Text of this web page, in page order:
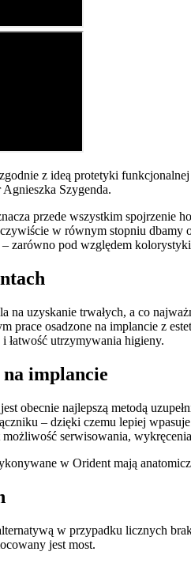
z ideą protetyki
Szygenda.
przede wszystkim spojrzenie
w równym stopniu dbamy
zarówno pod względem
na uzyskanie trwałych, a co
prace osadzone na implancie z
łatwość utrzymywania higieny.
implancie
obecnie najlepszą metodą
– dzięki czemu lepiej
serwisowania,
w Orident mają
w przypadku licznych
jest most.